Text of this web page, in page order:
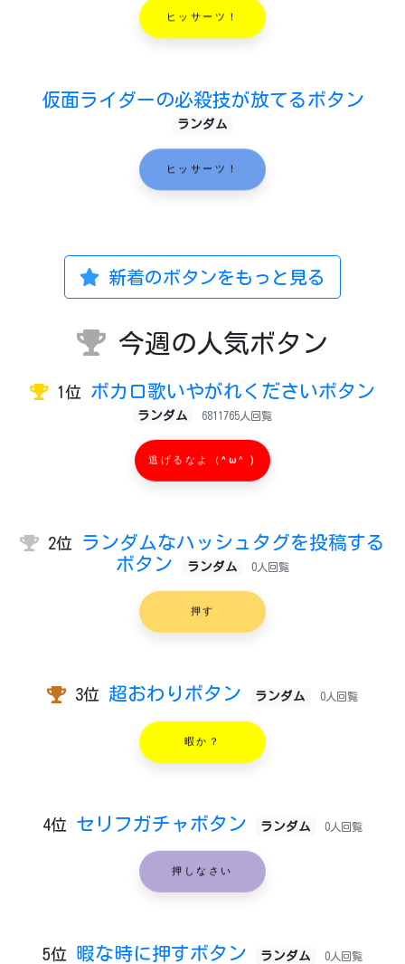
ヒッサーツ！
仮面ライダーの必殺技が放てるボタン
ランダム
ヒッサーツ！
新着のボタンをもっと見る
今週の人気ボタン
1位 ボカロ歌いやがれくださいボタン
ランダム 6811765人回覧
逃げるなよ（^ω^ )
2位
ランダムなハッシュタグを投稿する
ボタン
ランダム 0人回覧
押す
3位 超おわりボタン ランダム 0人回覧
暇か？
4位 セリフガチャボタン ランダム 0人回覧
押しなさい
5位 暇な時に押すボタン ランダム 0人回覧